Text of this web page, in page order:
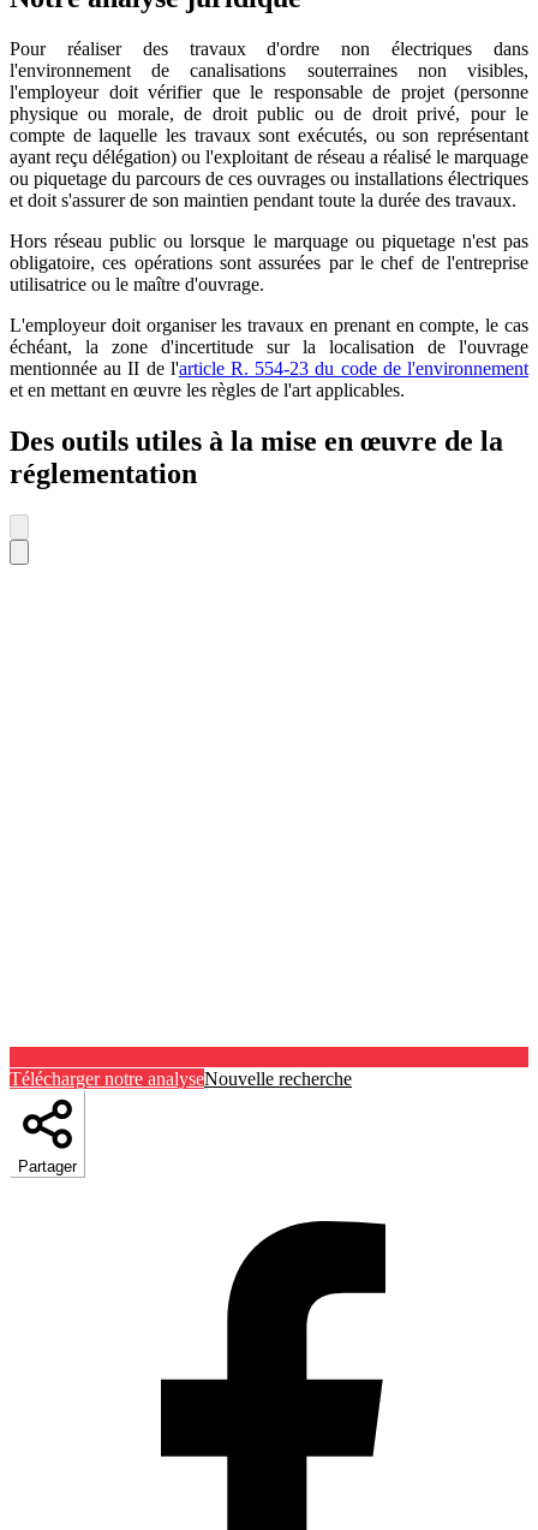
Pour réaliser des travaux d'ordre non électriques dans
l'environnement de canalisations souterraines non visibles,
l'employeur doit vérifier que le responsable de projet (personne
physique ou morale, de droit public ou de droit privé, pour le
compte de laquelle les travaux sont exécutés, ou son représentant
ayant reçu délégation) ou l'exploitant de réseau a réalisé le marquage
ou piquetage du parcours de ces ouvrages ou installations électriques
et doit s'assurer de son maintien pendant toute la durée des travaux.
Hors réseau public ou lorsque le marquage ou piquetage n'est pas
obligatoire, ces opérations sont assurées par le chef de l'entreprise
utilisatrice ou le maître d'ouvrage.
L'employeur doit organiser les travaux en prenant en compte, le cas
échéant, la zone d'incertitude sur la localisation de l'ouvrage
mentionnée au II de l'article R. 554-23 du code de l'environnement
et en mettant en œuvre les règles de l'art applicables.
Des outils utiles à la mise en œuvre de la
réglementation
Télécharger notre analyseNouvelle recherche
Partager